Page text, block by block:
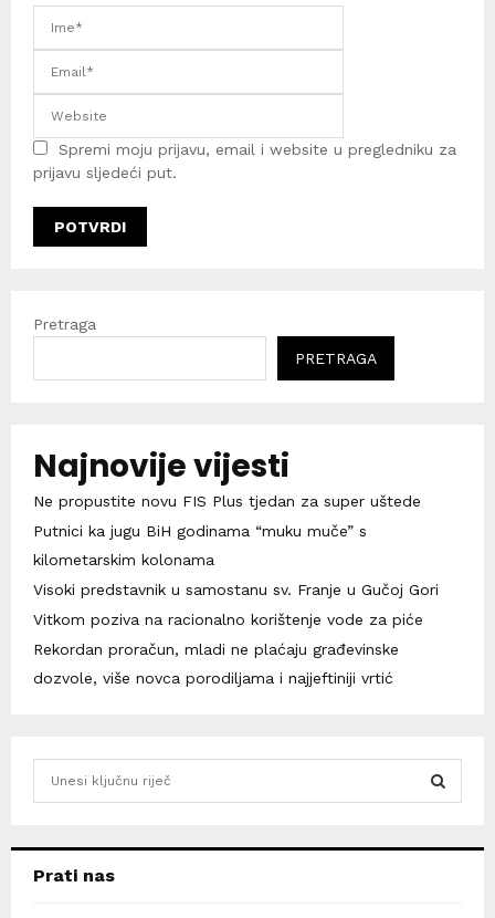
Spremi moju prijavu, email i website u pregledniku za
prijavu sljedeći put.
Pretraga
PRETRAGA
Najnovije vijesti
Ne propustite novu FIS Plus tjedan za super uštede
Putnici ka jugu BiH godinama “muku muče” s
kilometarskim kolonama
Visoki predstavnik u samostanu sv. Franje u Gučoj Gori
Vitkom poziva na racionalno korištenje vode za piće
Rekordan proračun, mladi ne plaćaju građevinske
dozvole, više novca porodiljama i najjeftiniji vrtić
hPrati nas